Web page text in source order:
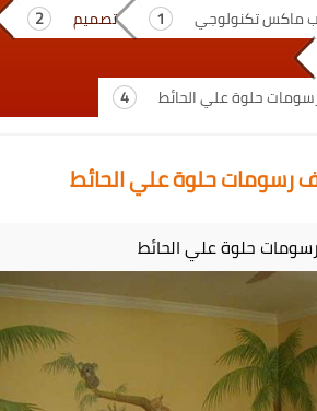
ماكس تكنولوجي
تصميم
حلوة علي الحائط
رسومات حلوة علي الحائط
حلوة علي الحائط